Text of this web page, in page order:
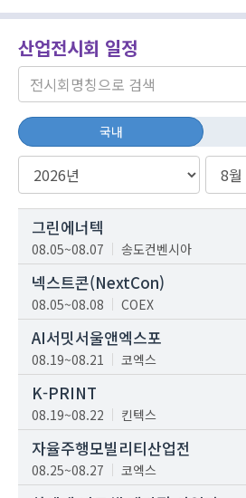
산업전시회 일정
국내
그린에너텍
08.05~08.07 송도컨벤시아
넥스트콘(NextCon)
08.05~08.08 COEX
AI서밋서울앤엑스포
08.19~08.21 코엑스
K-PRINT
08.19~08.22 킨텍스
자율주행모빌리티산업전
08.25~08.27 코엑스